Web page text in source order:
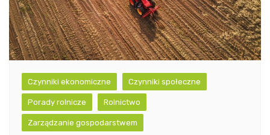
Czynniki ekonomiczne Czynniki społeczne
Porady rolnicze Rolnictwo
Zarządzanie gospodarstwem